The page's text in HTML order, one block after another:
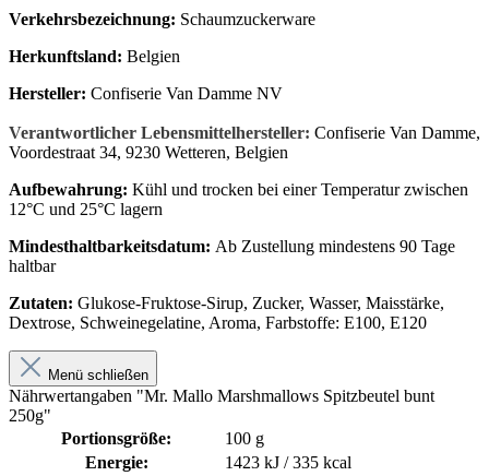
Verkehrsbezeichnung: Schaumzuckerware
Herkunftsland: Belgien
Hersteller: Confiserie Van Damme NV
Verantwortlicher Lebensmittelhersteller: Confiserie Van Damme,
Voordestraat 34, 9230 Wetteren, Belgien
Aufbewahrung: Kühl und trocken bei einer Temperatur zwischen
12°C und 25°C lagern
Mindesthaltbarkeitsdatum: Ab Zustellung mindestens 90 Tage
haltbar
Zutaten: Glukose-Fruktose-Sirup, Zucker, Wasser, Maisstärke,
Dextrose, Schweinegelatine, Aroma, Farbstoffe: E100, E120
Menü schließen
Nährwertangaben "Mr. Mallo Marshmallows Spitzbeutel bunt
250g"
Portionsgröße:
100 g
Energie:
1423 kJ / 335 kcal